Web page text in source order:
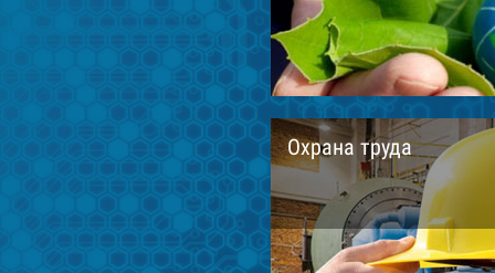
Охрана труда